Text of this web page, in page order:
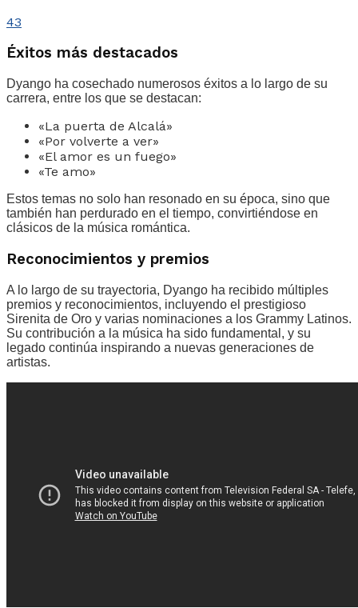
43
Éxitos más destacados
Dyango ha cosechado numerosos éxitos a lo largo de su
carrera, entre los que se destacan:
«La puerta de Alcalá»
«Por volverte a ver»
«El amor es un fuego»
«Te amo»
Estos temas no solo han resonado en su época, sino que
también han perdurado en el tiempo, convirtiéndose en
clásicos de la música romántica.
Reconocimientos y premios
A lo largo de su trayectoria, Dyango ha recibido múltiples
premios y reconocimientos, incluyendo el prestigioso
Sirenita de Oro y varias nominaciones a los Grammy Latinos.
Su contribución a la música ha sido fundamental, y su
legado continúa inspirando a nuevas generaciones de
artistas.